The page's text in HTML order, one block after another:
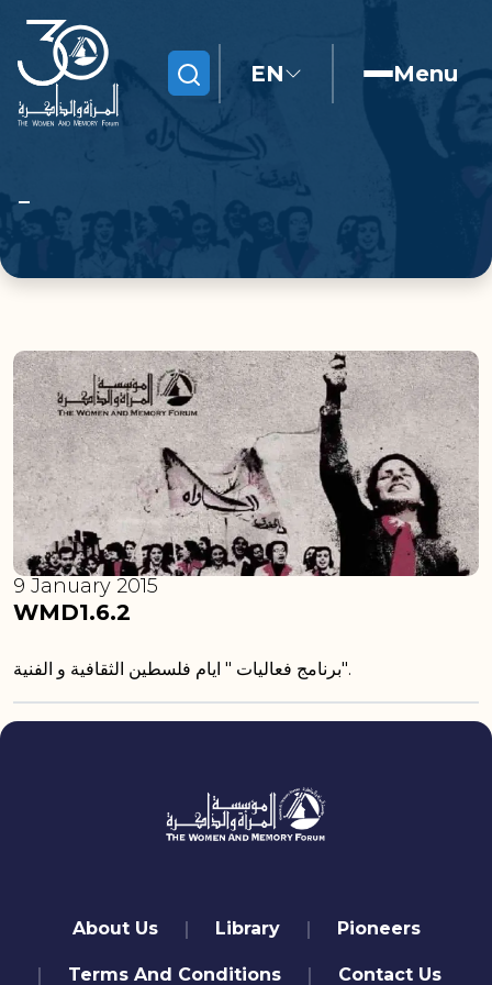
Search EN Menu
WMD1.6.2
9 January 2015
برنامج فعاليات " ايام فلسطين الثقافية و الفنية".
quick links
About Us Library Pioneers
Terms And Conditions Contact Us